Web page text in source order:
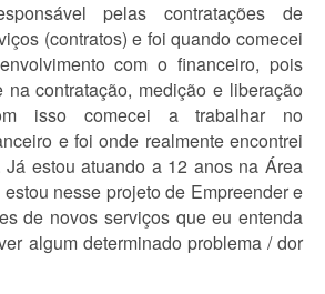
pelas contratações de
(contratos) e foi quando comecei
com o financeiro, pois
na contratação, medição e liberação
isso comecei a trabalhar no
e foi onde realmente encontrei
estou atuando a 12 anos na Área
nesse projeto de Empreender e
de novos serviços que eu entenda
algum determinado problema / dor